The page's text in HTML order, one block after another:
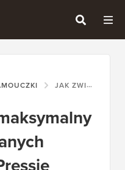
JAK ZWIĘKSZYĆ MAKSYMALNY ROZMIAR PRZESYŁANYCH PLIKÓW W WORDPRESSIE